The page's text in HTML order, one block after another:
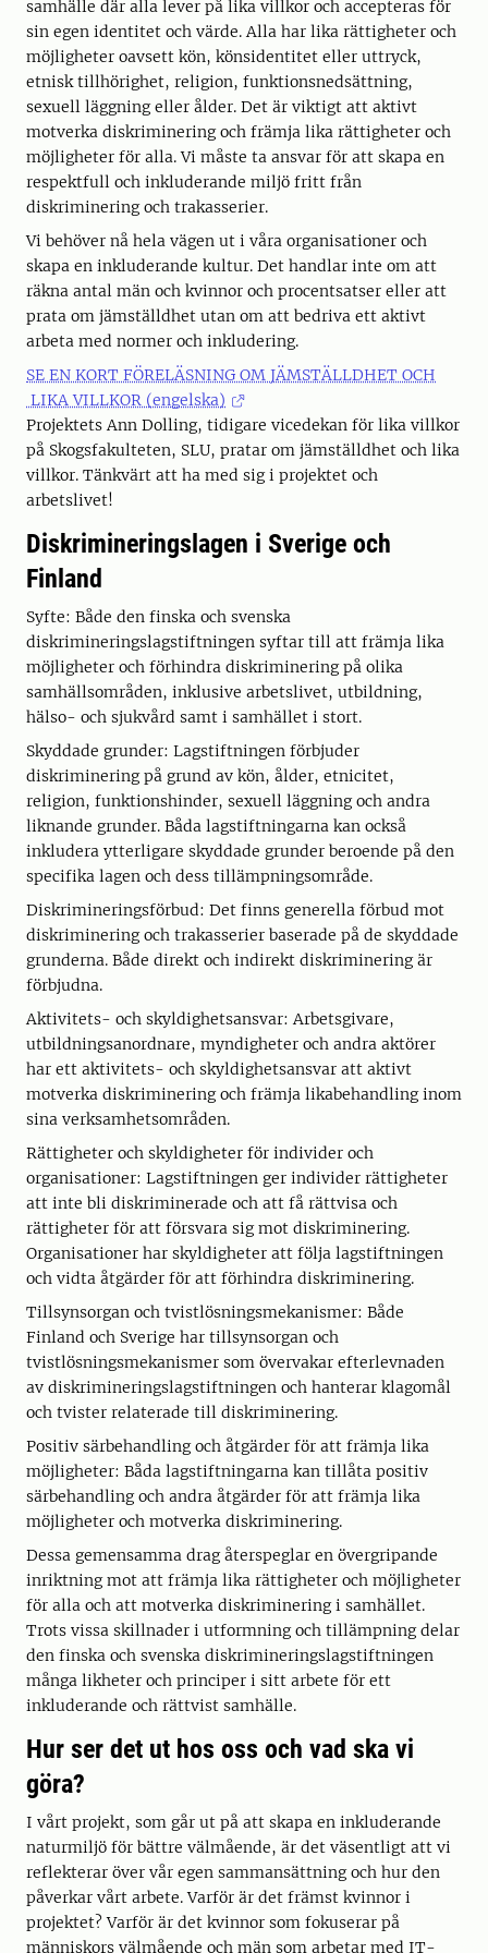
samhälle där alla lever på lika villkor och accepteras för
sin egen identitet och värde. Alla har lika rättigheter och
möjligheter oavsett kön, könsidentitet eller uttryck,
etnisk tillhörighet, religion, funktionsnedsättning,
sexuell läggning eller ålder. Det är viktigt att aktivt
motverka diskriminering och främja lika rättigheter och
möjligheter för alla. Vi måste ta ansvar för att skapa en
respektfull och inkluderande miljö fritt från
diskriminering och trakasserier.
Vi behöver nå hela vägen ut i våra organisationer och
skapa en inkluderande kultur. Det handlar inte om att
räkna antal män och kvinnor och procentsatser eller att
prata om jämställdhet utan om att bedriva ett aktivt
arbeta med normer och inkludering.
SE EN KORT FÖRELÄSNING OM JÄMSTÄLLDHET OCH
LIKA VILLKOR (engelska)
Projektets Ann Dolling, tidigare vicedekan för lika villkor
på Skogsfakulteten, SLU, pratar om jämställdhet och lika
villkor. Tänkvärt att ha med sig i projektet och
arbetslivet!
Diskrimineringslagen i Sverige och
Finland
Syfte: Både den finska och svenska
diskrimineringslagstiftningen syftar till att främja lika
möjligheter och förhindra diskriminering på olika
samhällsområden, inklusive arbetslivet, utbildning,
hälso- och sjukvård samt i samhället i stort.
Skyddade grunder: Lagstiftningen förbjuder
diskriminering på grund av kön, ålder, etnicitet,
religion, funktionshinder, sexuell läggning och andra
liknande grunder. Båda lagstiftningarna kan också
inkludera ytterligare skyddade grunder beroende på den
specifika lagen och dess tillämpningsområde.
Diskrimineringsförbud: Det finns generella förbud mot
diskriminering och trakasserier baserade på de skyddade
grunderna. Både direkt och indirekt diskriminering är
förbjudna.
Aktivitets- och skyldighetsansvar: Arbetsgivare,
utbildningsanordnare, myndigheter och andra aktörer
har ett aktivitets- och skyldighetsansvar att aktivt
motverka diskriminering och främja likabehandling inom
sina verksamhetsområden.
Rättigheter och skyldigheter för individer och
organisationer: Lagstiftningen ger individer rättigheter
att inte bli diskriminerade och att få rättvisa och
rättigheter för att försvara sig mot diskriminering.
Organisationer har skyldigheter att följa lagstiftningen
och vidta åtgärder för att förhindra diskriminering.
Tillsynsorgan och tvistlösningsmekanismer: Både
Finland och Sverige har tillsynsorgan och
tvistlösningsmekanismer som övervakar efterlevnaden
av diskrimineringslagstiftningen och hanterar klagomål
och tvister relaterade till diskriminering.
Positiv särbehandling och åtgärder för att främja lika
möjligheter: Båda lagstiftningarna kan tillåta positiv
särbehandling och andra åtgärder för att främja lika
möjligheter och motverka diskriminering.
Dessa gemensamma drag återspeglar en övergripande
inriktning mot att främja lika rättigheter och möjligheter
för alla och att motverka diskriminering i samhället.
Trots vissa skillnader i utformning och tillämpning delar
den finska och svenska diskrimineringslagstiftningen
många likheter och principer i sitt arbete för ett
inkluderande och rättvist samhälle.
Hur ser det ut hos oss och vad ska vi
göra?
I vårt projekt, som går ut på att skapa en inkluderande
naturmiljö för bättre välmående, är det väsentligt att vi
reflekterar över vår egen sammansättning och hur den
påverkar vårt arbete. Varför är det främst kvinnor i
projektet? Varför är det kvinnor som fokuserar på
människors välmående och män som arbetar med IT-